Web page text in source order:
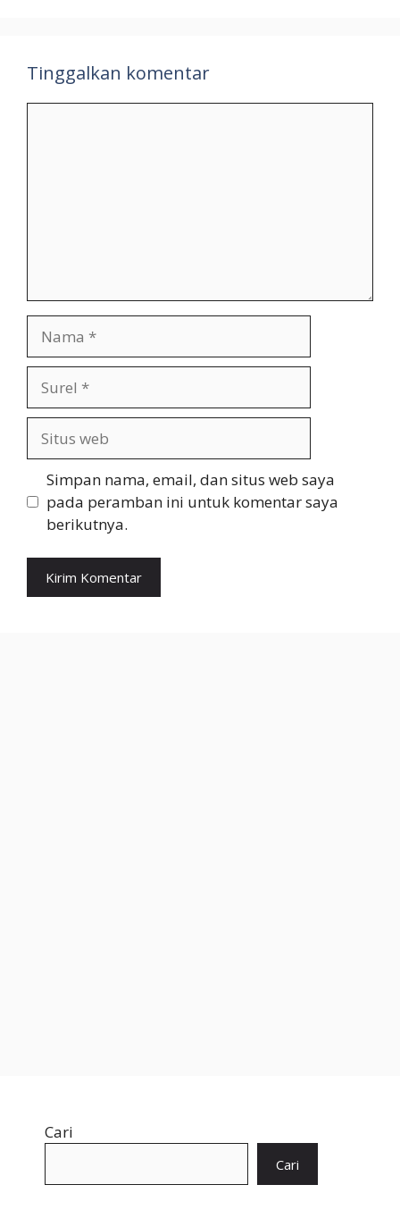
Tinggalkan komentar
web
Simpan nama, email, dan situs web saya
pada peramban ini untuk komentar saya
berikutnya.
Cari
Cari